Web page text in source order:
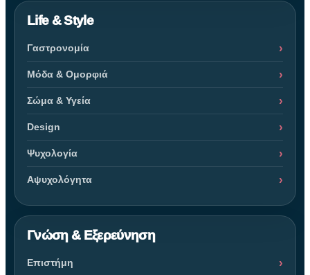
Life & Style
Γαστρονομία
Μόδα & Ομορφιά
Σώμα & Υγεία
Design
Ψυχολογία
Αψυχολόγητα
Γνώση & Εξερεύνηση
Επιστήμη